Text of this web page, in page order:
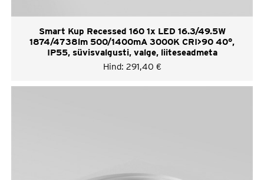
Smart Kup Recessed 160 1x LED 16.3/49.5W
1874/4738lm 500/1400mA 3000K CRI>90 40°,
IP55, süvisvalgusti, valge, liiteseadmeta
Hind: 291,40 €